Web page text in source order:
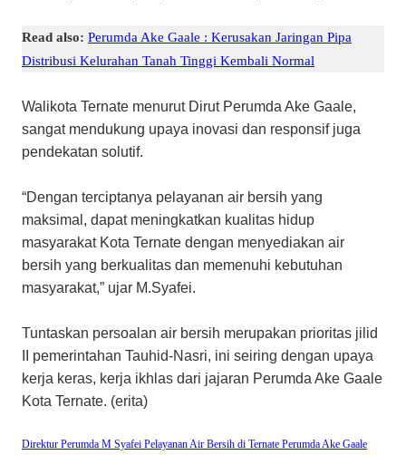
Read also: Perumda Ake Gaale : Kerusakan Jaringan Pipa
Distribusi Kelurahan Tanah Tinggi Kembali Normal
Walikota Ternate menurut Dirut Perumda Ake Gaale,
sangat mendukung upaya inovasi dan responsif juga
pendekatan solutif.
“Dengan terciptanya pelayanan air bersih yang
maksimal, dapat meningkatkan kualitas hidup
masyarakat Kota Ternate dengan menyediakan air
bersih yang berkualitas dan memenuhi kebutuhan
masyarakat,” ujar M.Syafei.
Tuntaskan persoalan air bersih merupakan prioritas jilid
II pemerintahan Tauhid-Nasri, ini seiring dengan upaya
kerja keras, kerja ikhlas dari jajaran Perumda Ake Gaale
Kota Ternate. (erita)
Direktur Perumda M Syafei Pelayanan Air Bersih di Ternate Perumda Ake Gaale